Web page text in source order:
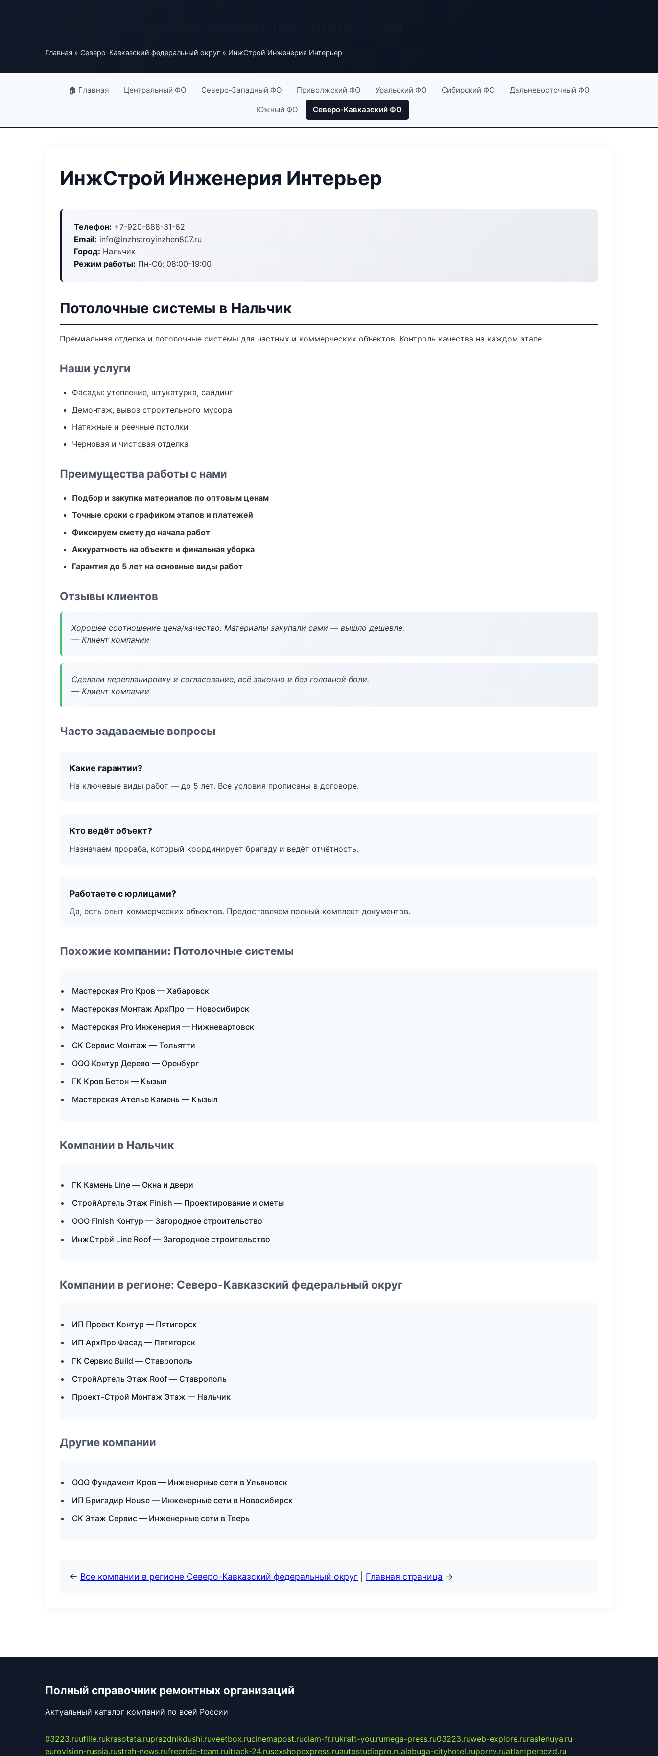
Главная » Северо-Кавказский федеральный округ » ИнжСтрой Инженерия Интерьер
🏠 Главная Центральный ФО Северо-Западный ФО Приволжский ФО Уральский ФО Сибирский ФО Дальневосточный ФО
Южный ФО Северо-Кавказский ФО
ИнжСтрой Инженерия Интерьер
Телефон: +7-920-888-31-62
Email: info@inzhstroyinzhen807.ru
Город: Нальчик
Режим работы: Пн-Сб: 08:00-19:00
Потолочные системы в Нальчик
Премиальная отделка и потолочные системы для частных и коммерческих объектов. Контроль качества на каждом этапе.
Наши услуги
Фасады: утепление, штукатурка, сайдинг
Демонтаж, вывоз строительного мусора
Натяжные и реечные потолки
Черновая и чистовая отделка
Преимущества работы с нами
Подбор и закупка материалов по оптовым ценам
Точные сроки с графиком этапов и платежей
Фиксируем смету до начала работ
Аккуратность на объекте и финальная уборка
Гарантия до 5 лет на основные виды работ
Отзывы клиентов
Хорошее соотношение цена/качество. Материалы закупали сами — вышло дешевле.
— Клиент компании
Сделали перепланировку и согласование, всё законно и без головной боли.
— Клиент компании
Часто задаваемые вопросы
Какие гарантии?
На ключевые виды работ — до 5 лет. Все условия прописаны в договоре.
Кто ведёт объект?
Назначаем прораба, который координирует бригаду и ведёт отчётность.
Работаете с юрлицами?
Да, есть опыт коммерческих объектов. Предоставляем полный комплект документов.
Похожие компании: Потолочные системы
Мастерская Pro Кров — Хабаровск
Мастерская Монтаж АрхПро — Новосибирск
Мастерская Pro Инженерия — Нижневартовск
СК Сервис Монтаж — Тольятти
ООО Контур Дерево — Оренбург
ГК Кров Бетон — Кызыл
Мастерская Ателье Камень — Кызыл
Компании в Нальчик
ГК Камень Line — Окна и двери
СтройАртель Этаж Finish — Проектирование и сметы
ООО Finish Контур — Загородное строительство
ИнжСтрой Line Roof — Загородное строительство
Компании в регионе: Северо-Кавказский федеральный округ
ИП Проект Контур — Пятигорск
ИП АрхПро Фасад — Пятигорск
ГК Сервис Build — Ставрополь
СтройАртель Этаж Roof — Ставрополь
Проект-Строй Монтаж Этаж — Нальчик
Другие компании
ООО Фундамент Кров — Инженерные сети в Ульяновск
ИП Бригадир House — Инженерные сети в Новосибирск
СК Этаж Сервис — Инженерные сети в Тверь
← Все компании в регионе Северо-Кавказский федеральный округ Главная страница →
Полный справочник ремонтных организаций
Актуальный каталог компаний по всей России
03223.ruufille.rukrasotata.ruprazdnikdushi.ruveetbox.rucinemapost.ruciam-fr.rukraft-you.rumega-press.ru03223.ruweb-explore.rurastenuya.ru
eurovision-russia.rustrah-news.rufreeride-team.ruitrack-24.rusexshopexpress.ruautostudiopro.rualabuga-cityhotel.rupornv.ruatlantpereezd.ru